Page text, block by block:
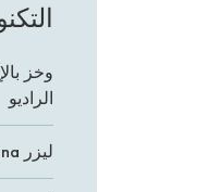
وخز
الراديو
ليزر Fotona